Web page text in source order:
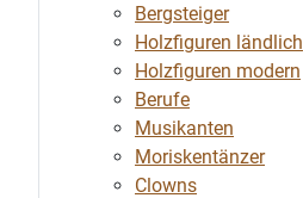
Bergsteiger
Holzfiguren ländlich
Holzfiguren modern
Berufe
Musikanten
Moriskentänzer
Clowns